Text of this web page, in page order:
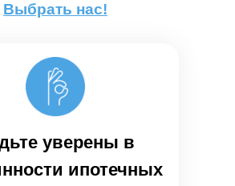
Выбрать нас!
уверены в
ипотечных